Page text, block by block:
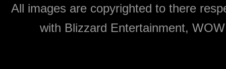
All images are copyrighted to there
with Blizzard Entertainment,